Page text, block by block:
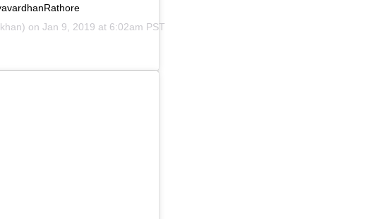
on Jan 9, 2019 at 6:02am PST